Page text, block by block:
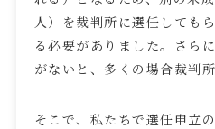
人）を裁判所に選任しても
る必要がありました。さら
がないと、多くの場合裁判
そこで、私たちで選任申立